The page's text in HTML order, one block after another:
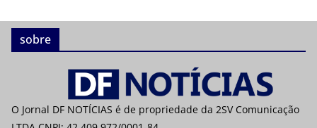
sobre
O Jornal DF NOTÍCIAS é de propriedade da 2SV Comunicação